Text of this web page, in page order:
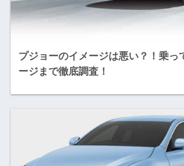
プジョーのイメージは悪い？！乗っ
ージまで徹底調査！